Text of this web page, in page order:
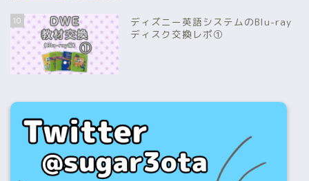
10
ディズニー英語システムのBlu-ray
ディスク交換レポ①